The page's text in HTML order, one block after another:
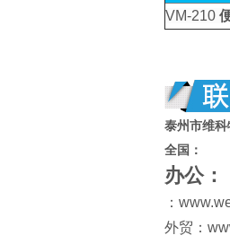
VM-210
泰州市维
全国：
办公：
：
外贸：